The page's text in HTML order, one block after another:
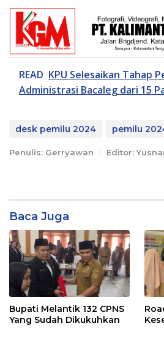
READ KPU Selesaikan Tahap
Administrasi Bacaleg dari 15
desk pemilu 2024 pemilu
Penulis: Gerryawan Editor:
Baca Juga
Bupati Melantik 132 CPNS
Yang Sudah Dikukuhkan